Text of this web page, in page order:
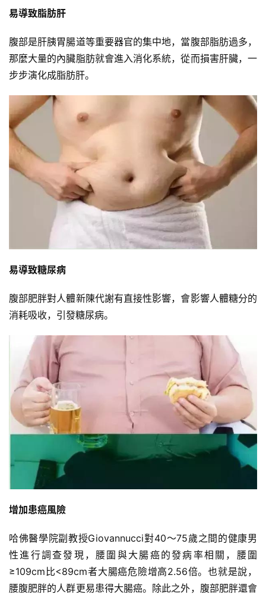
身
頻
易導致脂肪肝
腹部是肝胰胃腸道等重要器官的集中地，當腹部脂肪過多，
那麼大量的內臟脂肪就會進入消化系統，從而損害肝臟，一
步步演化成脂肪肝。
易導致糖尿病
腹部肥胖對人體新陳代謝有直接性影響，會影響人體糖分的
消耗吸收，引發糖尿病。
增加患癌風險
哈佛醫學院副教授Giovannucci對40～75歲之間的健康男
性進行調查發現，腰圍與大腸癌的發病率相關，腰圍
≥109cm比<89cm者大腸癌危險增高2.56倍。也就是說，
腰腹肥胖的人群更易患得大腸癌。除此之外，腹部肥胖還會